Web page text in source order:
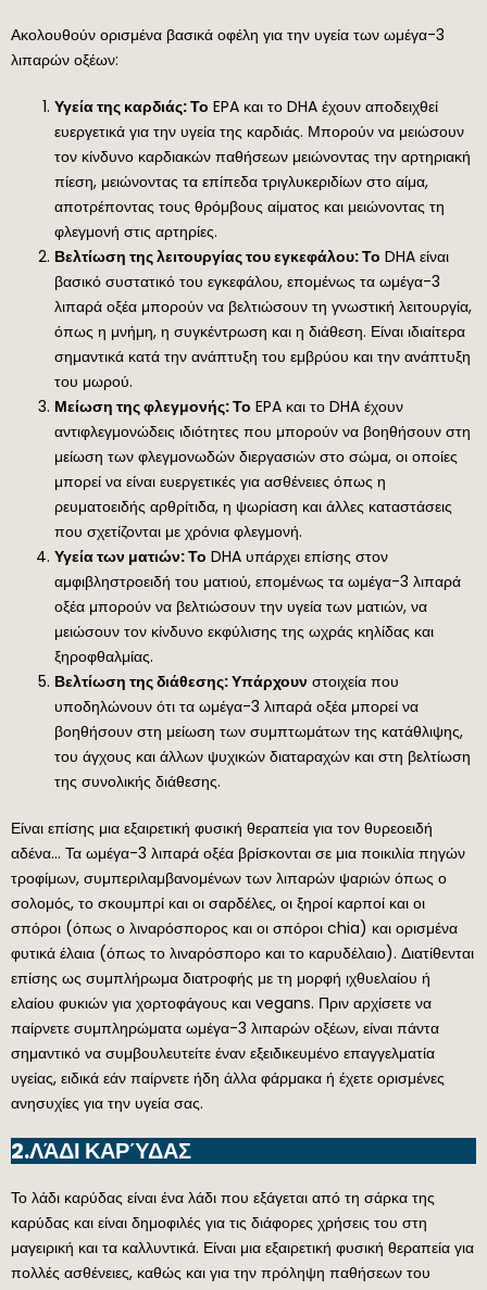
Ακολουθούν ορισμένα βασικά οφέλη για την υγεία των ωμέγα-3
λιπαρών οξέων:
Υγεία της καρδιάς: Το EPA και το DHA έχουν αποδειχθεί
ευεργετικά για την υγεία της καρδιάς. Μπορούν να μειώσουν
τον κίνδυνο καρδιακών παθήσεων μειώνοντας την αρτηριακή
πίεση, μειώνοντας τα επίπεδα τριγλυκεριδίων στο αίμα,
αποτρέποντας τους θρόμβους αίματος και μειώνοντας τη
φλεγμονή στις αρτηρίες.
Βελτίωση της λειτουργίας του εγκεφάλου: Το DHA είναι
βασικό συστατικό του εγκεφάλου, επομένως τα ωμέγα-3
λιπαρά οξέα μπορούν να βελτιώσουν τη γνωστική λειτουργία,
όπως η μνήμη, η συγκέντρωση και η διάθεση. Είναι ιδιαίτερα
σημαντικά κατά την ανάπτυξη του εμβρύου και την ανάπτυξη
του μωρού.
Μείωση της φλεγμονής: Το EPA και το DHA έχουν
αντιφλεγμονώδεις ιδιότητες που μπορούν να βοηθήσουν στη
μείωση των φλεγμονωδών διεργασιών στο σώμα, οι οποίες
μπορεί να είναι ευεργετικές για ασθένειες όπως η
ρευματοειδής αρθρίτιδα, η ψωρίαση και άλλες καταστάσεις
που σχετίζονται με χρόνια φλεγμονή.
Υγεία των ματιών: Το DHA υπάρχει επίσης στον
αμφιβληστροειδή του ματιού, επομένως τα ωμέγα-3 λιπαρά
οξέα μπορούν να βελτιώσουν την υγεία των ματιών, να
μειώσουν τον κίνδυνο εκφύλισης της ωχράς κηλίδας και
ξηροφθαλμίας.
Βελτίωση της διάθεσης: Υπάρχουν στοιχεία που
υποδηλώνουν ότι τα ωμέγα-3 λιπαρά οξέα μπορεί να
βοηθήσουν στη μείωση των συμπτωμάτων της κατάθλιψης,
του άγχους και άλλων ψυχικών διαταραχών και στη βελτίωση
της συνολικής διάθεσης.
Είναι επίσης μια εξαιρετική φυσική θεραπεία για τον θυρεοειδή
αδένα… Τα ωμέγα-3 λιπαρά οξέα βρίσκονται σε μια ποικιλία πηγών
τροφίμων, συμπεριλαμβανομένων των λιπαρών ψαριών όπως ο
σολομός, το σκουμπρί και οι σαρδέλες, οι ξηροί καρποί και οι
σπόροι (όπως ο λιναρόσπορος και οι σπόροι chia) και ορισμένα
φυτικά έλαια (όπως το λιναρόσπορο και το καρυδέλαιο). Διατίθενται
επίσης ως συμπλήρωμα διατροφής με τη μορφή ιχθυελαίου ή
ελαίου φυκιών για χορτοφάγους και vegans. Πριν αρχίσετε να
παίρνετε συμπληρώματα ωμέγα-3 λιπαρών οξέων, είναι πάντα
σημαντικό να συμβουλευτείτε έναν εξειδικευμένο επαγγελματία
υγείας, ειδικά εάν παίρνετε ήδη άλλα φάρμακα ή έχετε ορισμένες
ανησυχίες για την υγεία σας.
2.ΛΆΔΙ ΚΑΡΎΔΑΣ
Το λάδι καρύδας είναι ένα λάδι που εξάγεται από τη σάρκα της
καρύδας και είναι δημοφιλές για τις διάφορες χρήσεις του στη
μαγειρική και τα καλλυντικά. Είναι μια εξαιρετική φυσική θεραπεία για
πολλές ασθένειες, καθώς και για την πρόληψη παθήσεων του